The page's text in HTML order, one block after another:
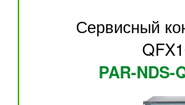
Сервисный
PAR-NDS-